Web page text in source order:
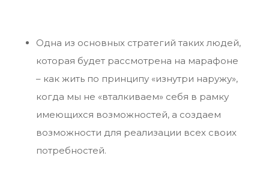
Одна из основных стратегий таких людей,
которая будет рассмотрена на марафоне
– как жить по принципу «изнутри наружу»,
когда мы не «вталкиваем» себя в рамку
имеющихся возможностей, а создаем
возможности для реализации всех своих
потребностей.